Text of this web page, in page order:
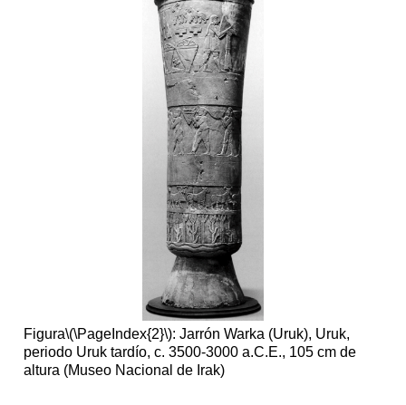
Figura\(\PageIndex{2}\): Jarrón Warka (Uruk), Uruk,
periodo Uruk tardío, c. 3500-3000 a.C.E., 105 cm de
altura (Museo Nacional de Irak)